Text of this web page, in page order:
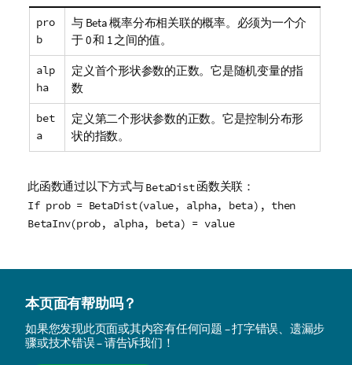
pro
b
与 Beta 概率分布相关联的概率。必须为一个介
于 0 和 1 之间的值。
alp
ha
定义首个形状参数的正数。它是随机变量的指
数
bet
a
定义第二个形状参数的正数。它是控制分布形
状的指数。
此函数通过以下方式与BetaDist函数关联：
If prob = BetaDist(value, alpha, beta), then
BetaInv(prob, alpha, beta) = value
本页面有帮助吗？
如果您发现此页面或其内容有任何问题 – 打字错误、遗漏步
骤或技术错误 – 请告诉我们！